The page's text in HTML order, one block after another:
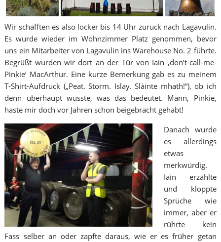
Wir schafften es also locker bis 14 Uhr zurück nach Lagavulin.
Es wurde wieder im Wohnzimmer Platz genommen, bevor
uns ein Mitarbeiter von Lagavulin ins Warehouse No. 2 führte.
Begrüßt wurden wir dort an der Tür von Iain ‚don’t-call-me-
Pinkie‘ MacArthur. Eine kurze Bemerkung gab es zu meinem
T-Shirt-Aufdruck („Peat. Storm. Islay. Slàinte mhath!“), ob ich
denn überhaupt wüsste, was das bedeutet. Mann, Pinkie,
haste mir doch vor Jahren schon beigebracht gehabt!
Danach wurde
es allerdings
etwas
merkwürdig.
Iain erzählte
und kloppte
Sprüche wie
immer, aber er
rührte kein
Fass selber an oder zapfte daraus, wie er es früher getan